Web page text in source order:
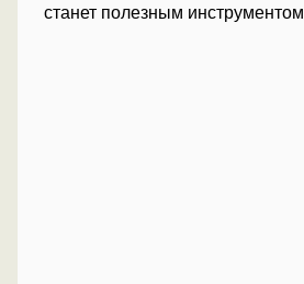
станет полезным инструментом.